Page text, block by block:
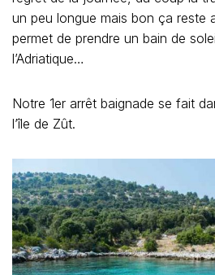
un peu longue mais bon ça reste
permet de prendre un bain de
l’Adriatique…
Notre 1er arrêt baignade se fait
l’île de Zût.